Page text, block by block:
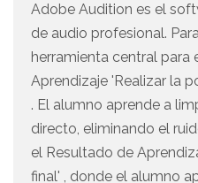
Adobe Audition es el
de audio profesional.
herramienta central para
Aprendizaje 'Realizar la
. El alumno aprende a
directo, eliminando el
el Resultado de
final' , donde el alumno